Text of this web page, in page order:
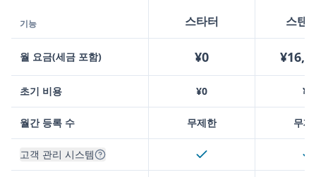
기능 스타터 스탠
월 요금(세금 포함) ¥0
초기 비용 ¥0 ¥0
월간 등록 수 무제한 무제
고객 관리 시스템